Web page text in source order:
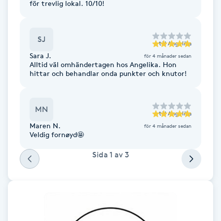
Fransk manikyr
Fransrengöring
Frekvensterapi
Frisör
Funktionsanalys
för trevlig lokal. 10/10!
SJ till Angelika
Sara J. för 4 månader sedan
Alltid väl omhändertagen hos Angelika. Hon
hittar och behandlar onda punkter och knutor!
MN till Angelika
Maren N. för 4 månader sedan
Veldig fornøyd🤩
Sida 1 av 3